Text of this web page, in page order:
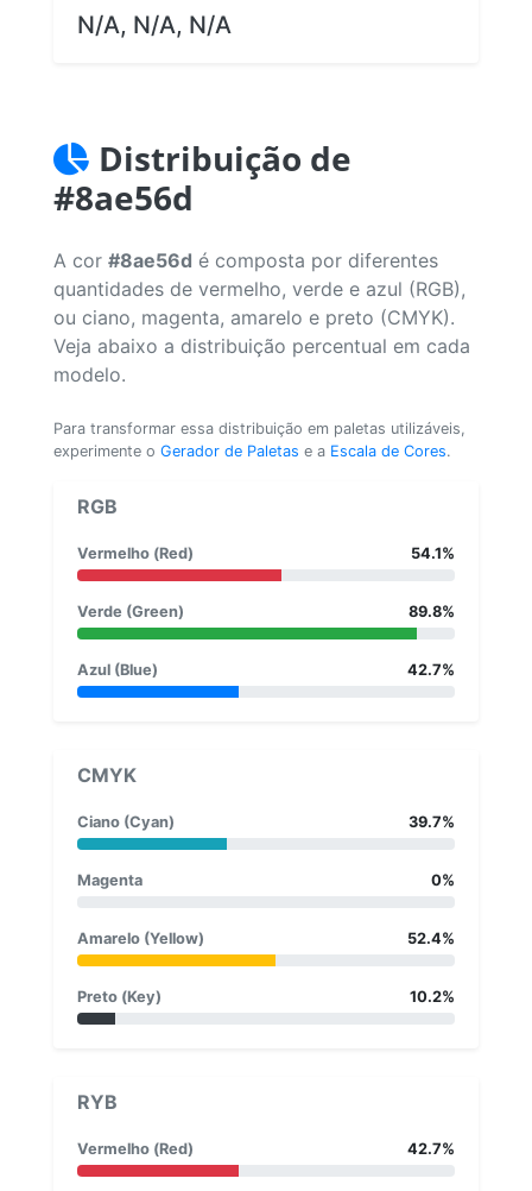
N/A, N/A, N/A
Distribuição de
#8ae56d
A cor #8ae56d é composta por diferentes
quantidades de vermelho, verde e azul (RGB),
ou ciano, magenta, amarelo e preto (CMYK).
Veja abaixo a distribuição percentual em cada
modelo.
Para transformar essa distribuição em paletas utilizáveis,
experimente o Gerador de Paletas e a Escala de Cores.
RGB
Vermelho (Red) 54.1%
Verde (Green) 89.8%
Azul (Blue) 42.7%
CMYK
Ciano (Cyan) 39.7%
Magenta 0%
Amarelo (Yellow) 52.4%
Preto (Key) 10.2%
RYB
Vermelho (Red) 42.7%